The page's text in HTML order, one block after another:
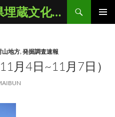
公益財団法人山形県埋蔵文化財センター
山地方,発掘調査速報
月4日~11月7日）